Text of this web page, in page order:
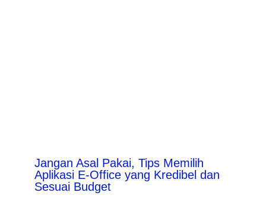
Jangan Asal Pakai, Tips Memilih
Aplikasi E-Office yang Kredibel dan
Sesuai Budget